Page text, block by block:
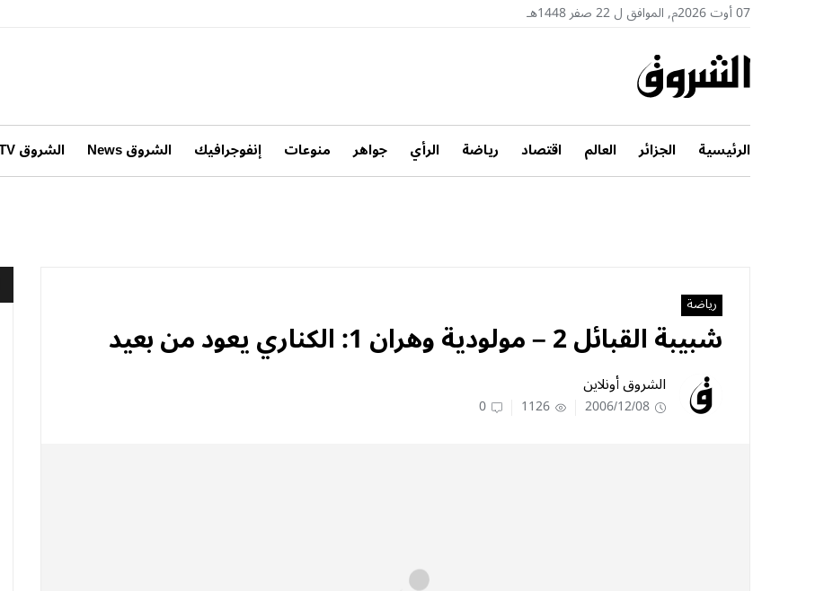
07 أوت 2026م, الموافق ل 22 صفر 1448هـ
الرئيسية الجزائر العالم اقتصاد رياضة الرأي جواهر منوعات إنفوجرافيك الشروق News الشروق TV
رياضة
شبيبة القبائل 2 – مولودية وهران 1: الكناري يعود من بعيد
الشروق أونلاين
2006/12/08
1126
0